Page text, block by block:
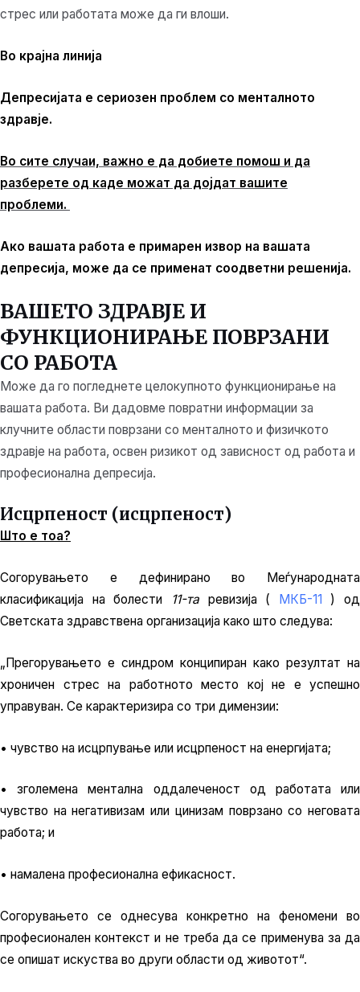
стрес или работата може да ги влоши.
Во крајна линија
Депресијата е сериозен проблем со менталното
здравје.
Во сите случаи, важно е да добиете помош и да
разберете од каде можат да дојдат вашите
проблеми.
Ако вашата работа е примарен извор на вашата
депресија, може да се применат соодветни решенија.
ВАШЕТО ЗДРАВЈЕ И
ФУНКЦИОНИРАЊЕ ПОВРЗАНИ
СО РАБОТА
Може да го погледнете целокупното функционирање на
вашата работа. Ви дадовме повратни информации за
клучните области поврзани со менталното и физичкото
здравје на работа, освен ризикот од зависност од работа и
професионална депресија.
Исцрпеност (исцрпеност)
Што е тоа?
Согорувањето е дефинирано во Меѓународната
класификација на болести
11-таревизија ( МКБ-11 ) од
Светската здравствена организација како што следува:
„Прегорувањето е синдром конципиран како резултат на
хроничен стрес на работното место кој не е успешно
управуван. Се карактеризира со три димензии:
• чувство на исцрпување или исцрпеност на енергијата;
• зголемена ментална оддалеченост од работата или
чувство на негативизам или цинизам поврзано со неговата
работа; и
• намалена професионална ефикасност.
Согорувањето се однесува конкретно на феномени во
професионален контекст и не треба да се применува за да
се опишат искуства во други области од животот“.